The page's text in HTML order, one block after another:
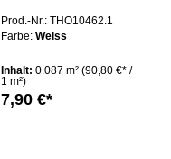
Marmoroptik Weiß
Prod.-Nr.: THO10462.1
Farbe: Weiss
Inhalt: 0.087 m² (90,80 €* /
1 m²)
7,90 €*